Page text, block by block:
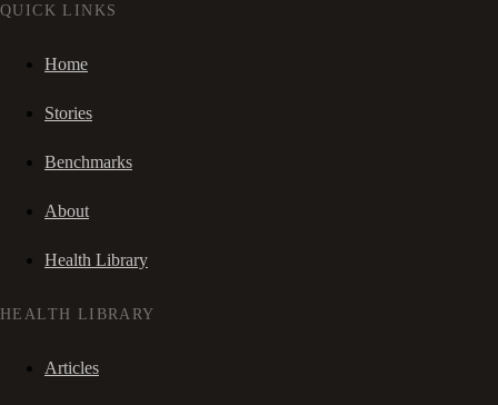
QUICK LINKS
Home
Stories
Benchmarks
About
Health Library
HEALTH LIBRARY
Articles